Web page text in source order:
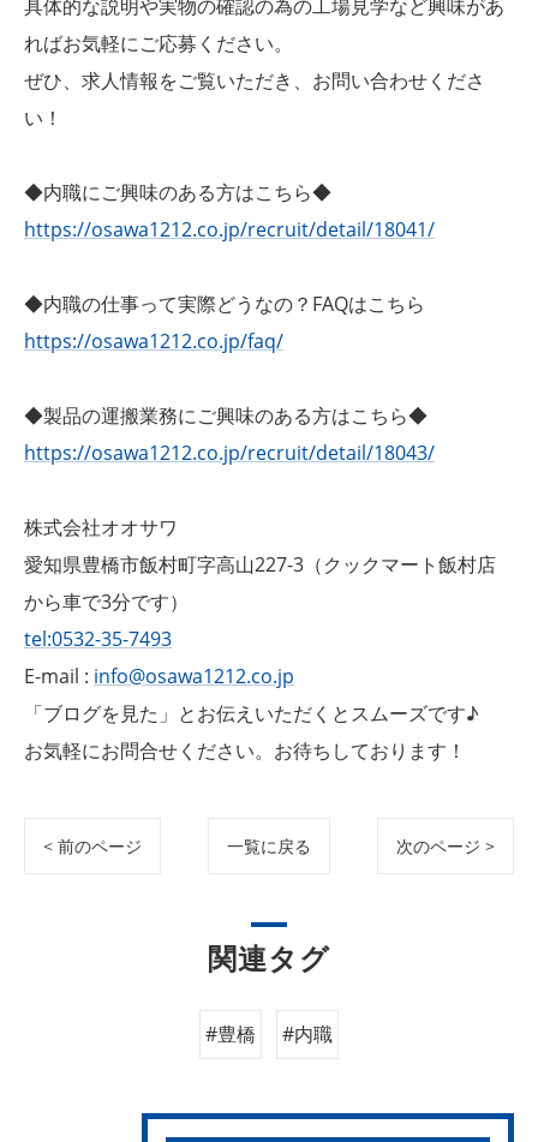
具体的な説明や実物の確認の為の工場見学など興味があ
ればお気軽にご応募ください。
ぜひ、求人情報をご覧いただき、お問い合わせくださ
い！
◆内職にご興味のある方はこちら◆
https://osawa1212.co.jp/recruit/detail/18041/
◆内職の仕事って実際どうなの？FAQはこちら
https://osawa1212.co.jp/faq/
◆製品の運搬業務にご興味のある方はこちら◆
https://osawa1212.co.jp/recruit/detail/18043/
株式会社オオサワ
愛知県豊橋市飯村町字高山227-3（クックマート飯村店
から車で3分です）
tel:0532-35-7493
E-mail : info@osawa1212.co.jp
「ブログを見た」とお伝えいただくとスムーズです♪
お気軽にお問合せください。お待ちしております！
< 前のページ 一覧に戻る 次のページ >
関連タグ
#豊橋 #内職